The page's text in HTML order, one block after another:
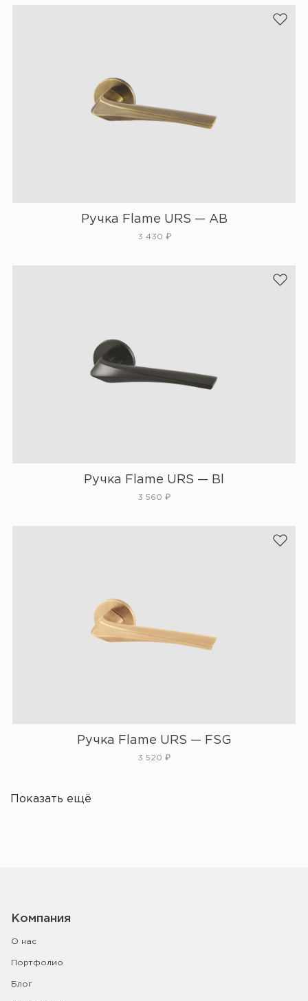
Ручка Flame URS — AB
3 430 ₽
Ручка Flame URS — Bl
3 560 ₽
Ручка Flame URS — FSG
3 520 ₽
Показать ещё
Компания
О нас
Портфолио
Блог